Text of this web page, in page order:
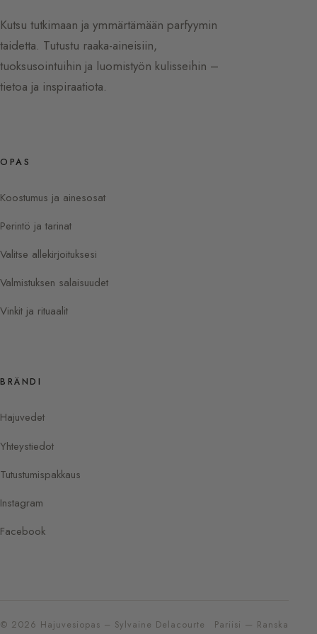
Kutsu tutkimaan ja ymmärtämään parfyymin
taidetta. Tutustu raaka-aineisiin,
tuoksusointuihin ja luomistyön kulisseihin –
tietoa ja inspiraatiota.
OPAS
Koostumus ja ainesosat
Perintö ja tarinat
Valitse allekirjoituksesi
Valmistuksen salaisuudet
Vinkit ja rituaalit
BRÄNDI
Hajuvedet
Yhteystiedot
Tutustumispakkaus
Instagram
Facebook
© 2026 Hajuvesiopas – Sylvaine Delacourte Pariisi — Ranska